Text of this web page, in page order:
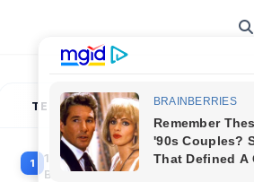
TERPOPULER
1
100 Soal Tes Perangkat Desa
Beserta Kunci Jawaban: Latihan